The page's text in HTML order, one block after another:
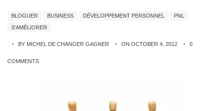
BLOGUER BUSINESS DÉVELOPPEMENT PERSONNEL
PNL
S'AMÉLIORER
BY MICHEL DE CHANGER GAGNER ON OCTOBER 4, 2012 0
COMMENTS